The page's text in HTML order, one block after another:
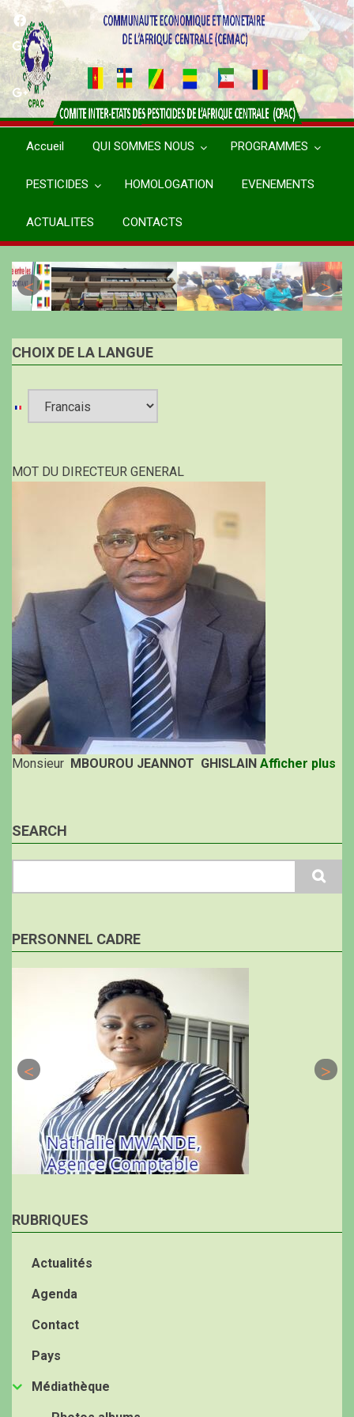
Aller
contenu
principal
Accueil QUI SOMMES NOUS PROGRAMMES
PESTICIDES HOMOLOGATION EVENEMENTS
ACTUALITES CONTACTS
CHOIX DE LA LANGUE
language
MOT DU DIRECTEUR GENERAL
Monsieur MBOUROU JEANNOT GHISLAIN Afficher plus
SEARCH
PERSONNEL CADRE
RUBRIQUES
Actualités
Agenda
Contact
Pays
Médiathèque